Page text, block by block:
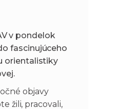
v pondelok
fascinujúceho
orientalistiky
objavy
žili, pracovali,